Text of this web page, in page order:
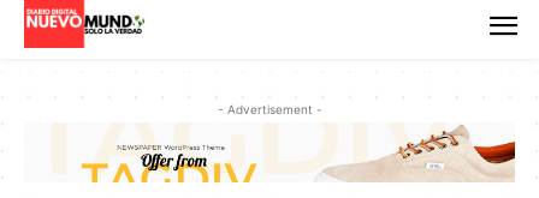
- Advertisement -